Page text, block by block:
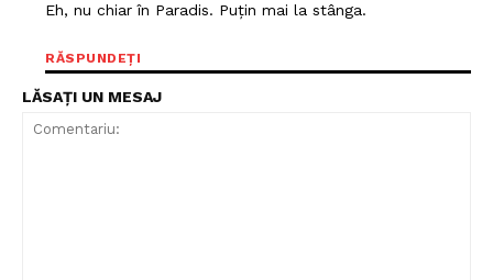
Eh, nu chiar în Paradis. Puțin mai la stânga.
RĂSPUNDEȚI
LĂSAȚI UN MESAJ